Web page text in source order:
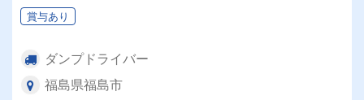
賞与あり
ダンプドライバー
福島県福島市